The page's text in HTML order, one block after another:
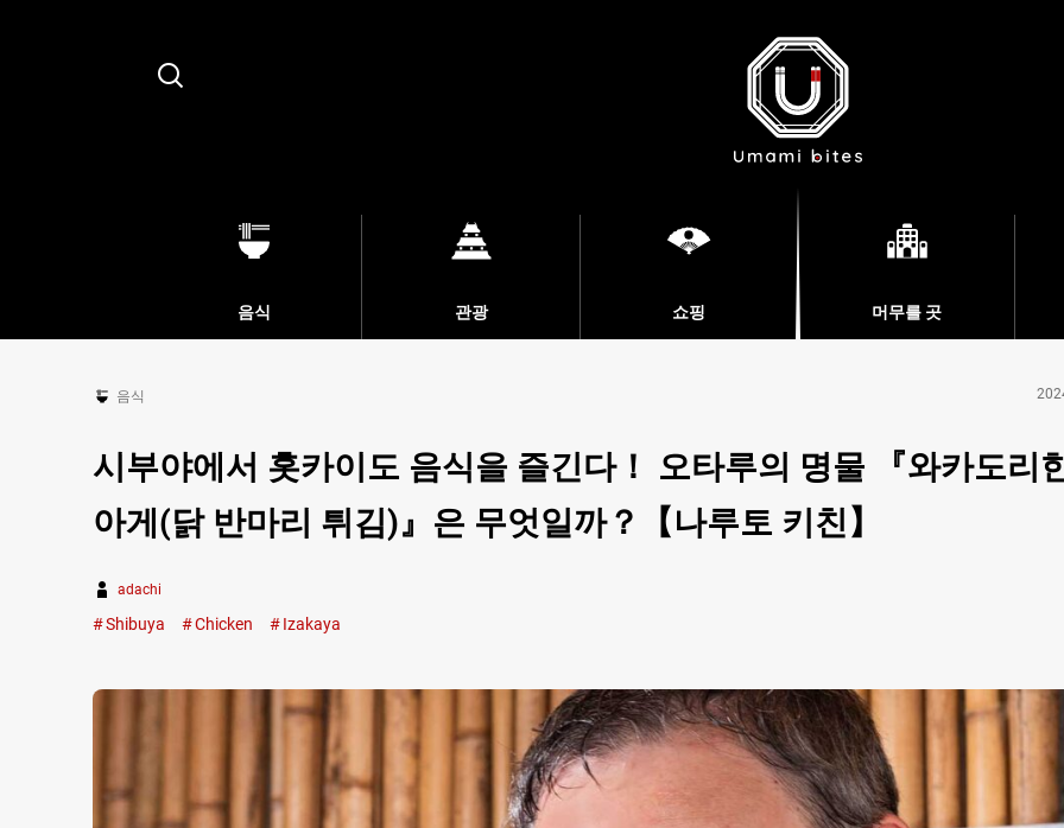
Search
음식 관광 쇼핑 머무를 곳
음식
시부야에서 홋카이도 음식을 즐긴다！ 오타루의 명물 『와카도리
아게(닭 반마리 튀김)』은 무엇일까？【나루토 키친】
adachi
Shibuya Chicken Izakaya